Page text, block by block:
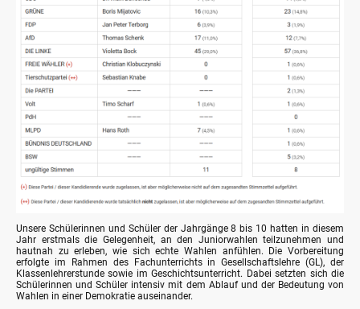
Unsere Schülerinnen und Schüler der Jahrgänge 8 bis 10 hatten in diesem
Jahr erstmals die Gelegenheit, an den Juniorwahlen teilzunehmen und
hautnah zu erleben, wie sich echte Wahlen anfühlen. Die Vorbereitung
erfolgte im Rahmen des Fachunterrichts in Gesellschaftslehre (GL), der
Klassenlehrerstunde sowie im Geschichtsunterricht. Dabei setzten sich die
Schülerinnen und Schüler intensiv mit dem Ablauf und der Bedeutung von
Wahlen in einer Demokratie auseinander.